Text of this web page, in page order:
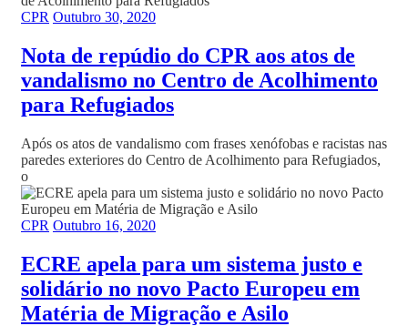
CPR Outubro 30, 2020
Nota de repúdio do CPR aos atos de
vandalismo no Centro de Acolhimento
para Refugiados
Após os atos de vandalismo com frases xenófobas e racistas nas
paredes exteriores do Centro de Acolhimento para Refugiados,
o
CPR Outubro 16, 2020
ECRE apela para um sistema justo e
solidário no novo Pacto Europeu em
Matéria de Migração e Asilo